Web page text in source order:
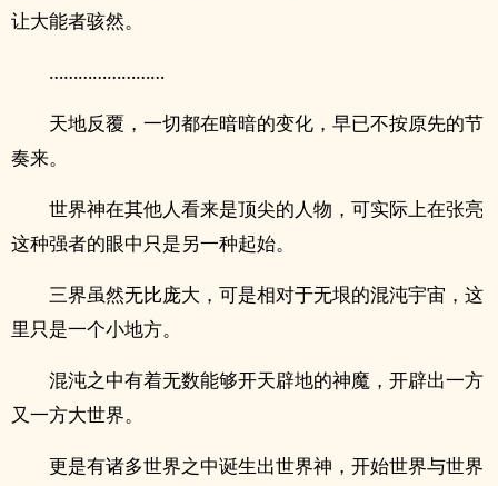
让大能者骇然。
……………………
天地反覆，一切都在暗暗的变化，早已不按原先的节
奏来。
世界神在其他人看来是顶尖的人物，可实际上在张亮
这种强者的眼中只是另一种起始。
三界虽然无比庞大，可是相对于无垠的混沌宇宙，这
里只是一个小地方。
混沌之中有着无数能够开天辟地的神魔，开辟出一方
又一方大世界。
更是有诸多世界之中诞生出世界神，开始世界与世界